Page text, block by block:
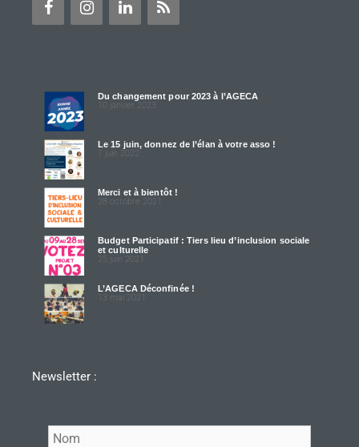
Du changement pour 2023 à l’AGECA
10 janvier 2023
Le 15 juin, donnez de l’élan à votre asso !
7 juin 2022
Merci et à bientôt !
28 octobre 2021
Budget Participatif : Tiers lieu d’inclusion sociale
et culturelle
25 juin 2021
L’AGECA Déconfinée !
13 mai 2021
Newsletter :